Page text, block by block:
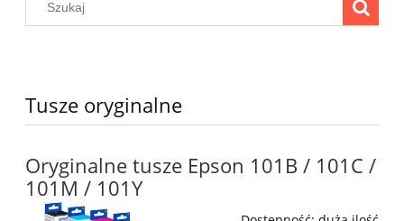
Tusze oryginalne
Oryginalne tusze Epson 101B / 101C /
101M / 101Y